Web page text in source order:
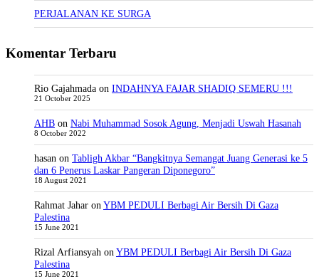
PERJALANAN KE SURGA
Komentar Terbaru
Rio Gajahmada on INDAHNYA FAJAR SHADIQ SEMERU !!!
21 October 2025
AHB on Nabi Muhammad Sosok Agung, Menjadi Uswah Hasanah
8 October 2022
hasan on Tabligh Akbar “Bangkitnya Semangat Juang Generasi ke 5
dan 6 Penerus Laskar Pangeran Diponegoro”
18 August 2021
Rahmat Jahar on YBM PEDULI Berbagi Air Bersih Di Gaza
Palestina
15 June 2021
Rizal Arfiansyah on YBM PEDULI Berbagi Air Bersih Di Gaza
Palestina
15 June 2021